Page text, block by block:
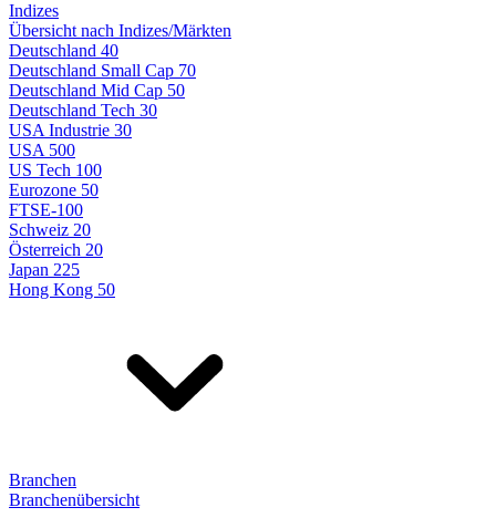
Indizes
Übersicht nach Indizes/Märkten
Deutschland 40
Deutschland Small Cap 70
Deutschland Mid Cap 50
Deutschland Tech 30
USA Industrie 30
USA 500
US Tech 100
Eurozone 50
FTSE-100
Schweiz 20
Österreich 20
Japan 225
Hong Kong 50
Branchen
Branchenübersicht